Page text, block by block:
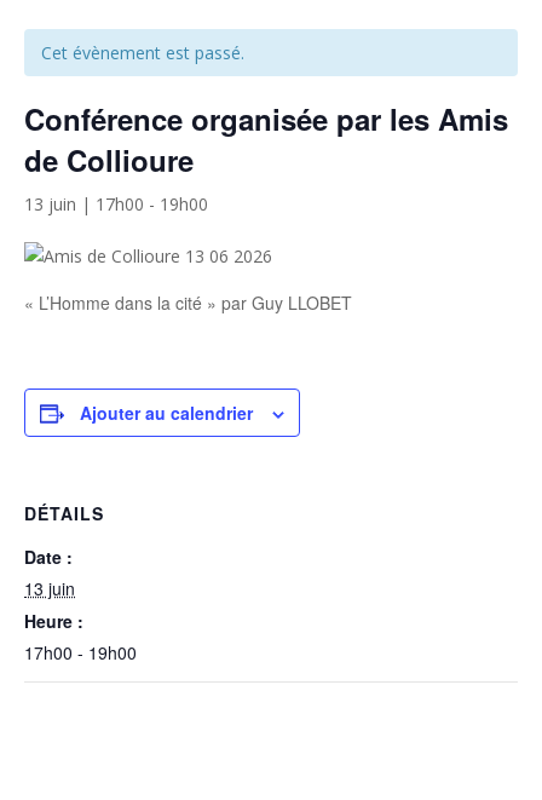
Cet évènement est passé.
Conférence organisée par les Amis
de Collioure
13 juin | 17h00 - 19h00
« L’Homme dans la cité » par Guy LLOBET
Ajouter au calendrier
DÉTAILS
Date :
13 juin
Heure :
17h00 - 19h00